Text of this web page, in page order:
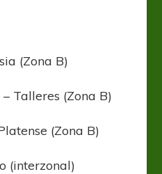
(Zona B)
Talleres (Zona B)
(Zona B)
(interzonal)